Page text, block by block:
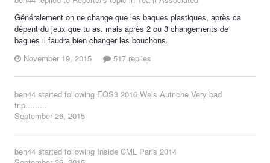
Généralement on ne change que les baques plastiques, après ca
dépent du jeux que tu as. mais après 2 ou 3 changements de
bagues il faudra bien changer les bouchons.
November 19, 2015
517 replies
ben44 started following EOS3 2016 Wels Autriche Very bad
trip.........
September 26, 2015
ben44 started following Inside CML Paris 2014